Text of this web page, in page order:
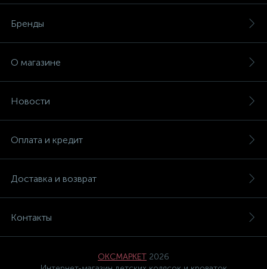
Бренды
О магазине
Новости
Оплата и кредит
Доставка и возврат
Контакты
ОКСМАРКЕТ 2026